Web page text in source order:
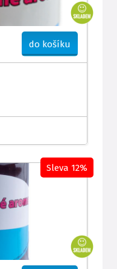
do košíku
Sleva 12%